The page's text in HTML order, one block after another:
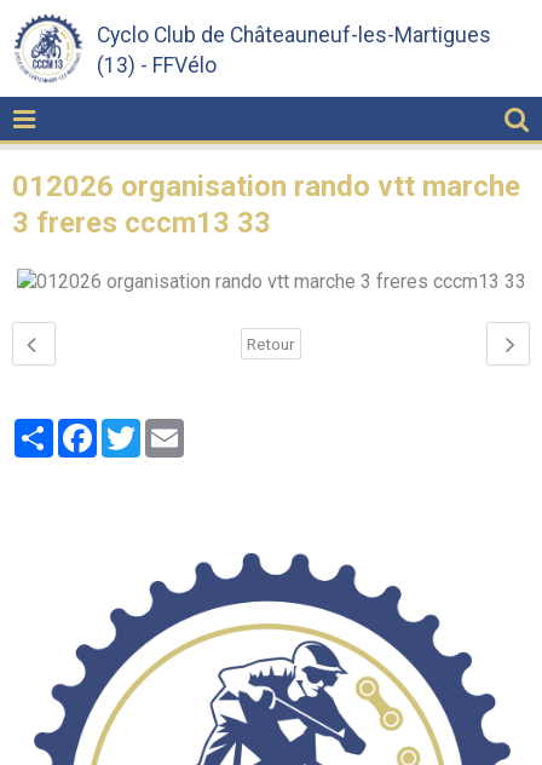
Cyclo Club de Châteauneuf-les-Martigues
(13) - FFVélo
012026 organisation rando vtt marche
3 freres cccm13 33
Retour
PartagerFacebook
Twitter